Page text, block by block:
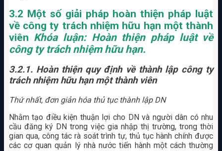
3.2 Một số giải pháp hoàn thiện pháp luật
về công ty trách nhiệm hữu hạn một thành
viên Khóa luận: Hoàn thiện pháp luật về
công ty trách nhiệm hữu hạn.
3.2.1. Hoàn thiện quy định về thành lập công ty
trách nhiệm hữu hạn một thành viên
Thứ nhất, đơn giản hóa thủ tục thành lập DN
Nhằm tạo điều kiện thuận lợi cho DN và người dân có nhu
cầu đăng ký DN trong việc gia nhập thị trường, trong thời
gian qua, công tác rà soát trình tự, thủ tục hành chính được
các cơ quan quản lý nhà nước tiến hành một cách thường